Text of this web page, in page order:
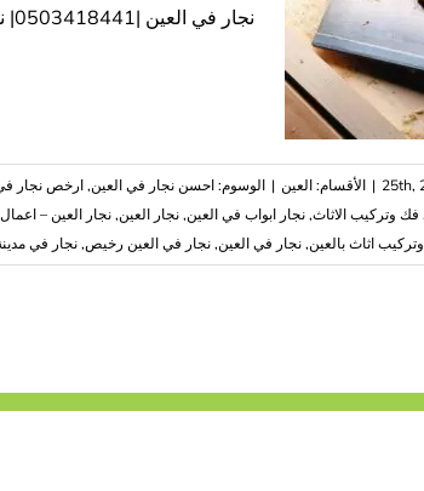
نجار في العين |0503418441| نجار موبيليا تقدم شركتنا ارخص نجار في العين بين النجاريين يقوم
| الأقسام: العين | الوسوم: احسن نجار في العين,ارخص نجار
, فك وتركيب الاثاث, نجار ابواب في العين, نجار العين, نجار العين –
اثاث بالعين, نجار في العين, نجار في العين رخيص, نجار في